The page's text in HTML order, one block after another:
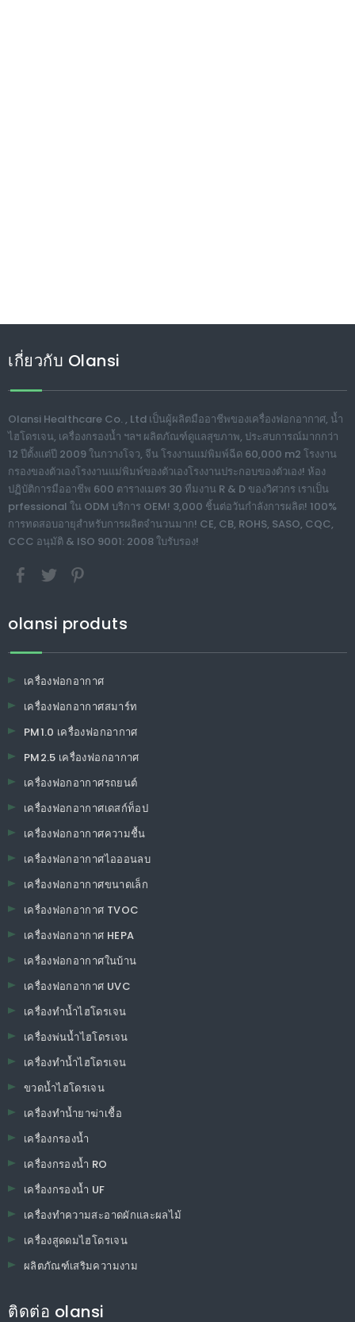
เกี่ยวกับ Olansi
Olansi Healthcare Co. , Ltd เป็นผู้ผลิตมืออาชีพของเครื่องฟอกอากาศ, น้ำ
ไฮโดรเจน, เครื่องกรองน้ำ ฯลฯ ผลิตภัณฑ์ดูแลสุขภาพ, ประสบการณ์มากกว่า
12 ปีตั้งแต่ปี 2009 ในกวางโจว, จีน โรงงานแม่พิมพ์ฉีด 60,000 m2 โรงงาน
กรองของตัวเองโรงงานแม่พิมพ์ของตัวเองโรงงานประกอบของตัวเอง! ห้อง
ปฏิบัติการมืออาชีพ 600 ตารางเมตร 30 ทีมงาน R & D ของวิศวกร เราเป็น
prfessional ใน ODM บริการ OEM! 3,000 ชิ้นต่อวันกำลังการผลิต! 100%
การทดสอบอายุสำหรับการผลิตจำนวนมาก! CE, CB, ROHS, SASO, CQC,
CCC อนุมัติ & ISO 9001: 2008 ใบรับรอง!
olansi produts
เครื่องฟอกอากาศ
เครื่องฟอกอากาศสมาร์ท
PM1.0 เครื่องฟอกอากาศ
PM2.5 เครื่องฟอกอากาศ
เครื่องฟอกอากาศรถยนต์
เครื่องฟอกอากาศเดสก์ท็อป
เครื่องฟอกอากาศความชื้น
เครื่องฟอกอากาศไอออนลบ
เครื่องฟอกอากาศขนาดเล็ก
เครื่องฟอกอากาศ TVOC
เครื่องฟอกอากาศ HEPA
เครื่องฟอกอากาศในบ้าน
เครื่องฟอกอากาศ UVC
เครื่องทำน้ำไฮโดรเจน
เครื่องพ่นน้ำไฮโดรเจน
เครื่องทำน้ำไฮโดรเจน
ขวดน้ำไฮโดรเจน
เครื่องทำน้ำยาฆ่าเชื้อ
เครื่องกรองน้ำ
เครื่องกรองน้ำ RO
เครื่องกรองน้ำ UF
เครื่องทำความสะอาดผักและผลไม้
เครื่องสูดดมไฮโดรเจน
ผลิตภัณฑ์เสริมความงาม
ติดต่อ olansi